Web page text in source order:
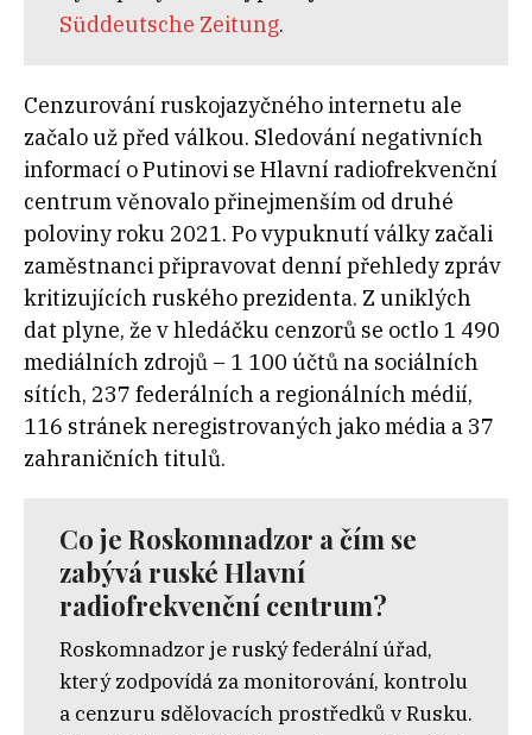
Süddeutsche Zeitung.
Cenzurování ruskojazyčného internetu ale
začalo už před válkou. Sledování negativních
informací o Putinovi se Hlavní radiofrekvenční
centrum věnovalo přinejmenším od druhé
poloviny roku 2021. Po vypuknutí války začali
zaměstnanci připravovat denní přehledy zpráv
kritizujících ruského prezidenta. Z uniklých
dat plyne, že v hledáčku cenzorů se octlo 1 490
mediálních zdrojů – 1 100 účtů na sociálních
sítích, 237 federálních a regionálních médií,
116 stránek neregistrovaných jako média a 37
zahraničních titulů.
Co je Roskomnadzor a čím se
zabývá ruské Hlavní
radiofrekvenční centrum?
Roskomnadzor je ruský federální úřad,
který zodpovídá za monitorování, kontrolu
a cenzuru sdělovacích prostředků v Rusku.